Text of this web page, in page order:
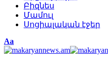
Բիզնես
Մամուլ
Սոցիալական էջեր
Изменение
размера
Аа